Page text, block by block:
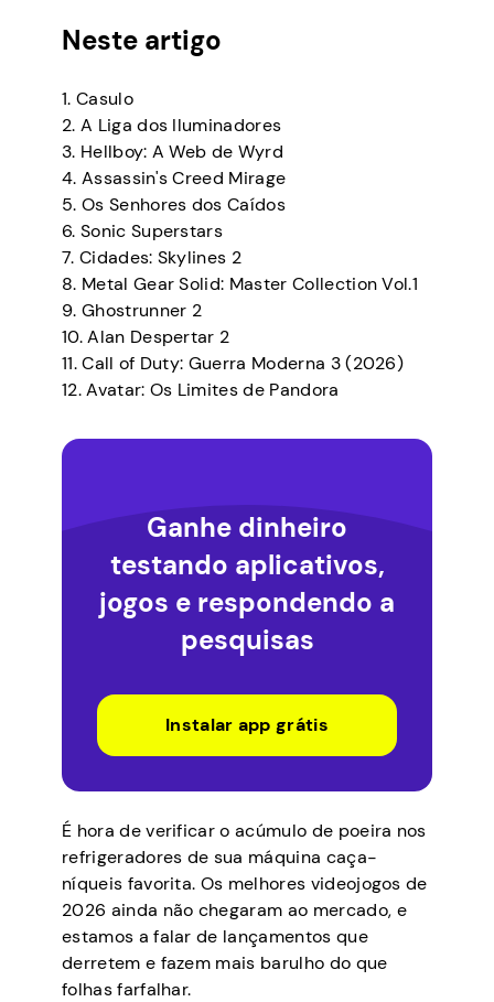
Neste artigo
1. Casulo
2. A Liga dos Iluminadores
3. Hellboy: A Web de Wyrd
4. Assassin's Creed Mirage
5. Os Senhores dos Caídos
6. Sonic Superstars
7. Cidades: Skylines 2
8. Metal Gear Solid: Master Collection Vol.1
9. Ghostrunner 2
10. Alan Despertar 2
11. Call of Duty: Guerra Moderna 3 (2026)
12. Avatar: Os Limites de Pandora
Ganhe dinheiro
testando aplicativos,
jogos e respondendo a
pesquisas
Instalar app grátis
É hora de verificar o acúmulo de poeira nos
refrigeradores de sua máquina caça-
níqueis favorita. Os melhores videojogos de
2026 ainda não chegaram ao mercado, e
estamos a falar de lançamentos que
derretem e fazem mais barulho do que
folhas farfalhar.